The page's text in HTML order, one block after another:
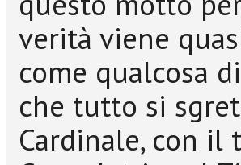
verità viene
come qualcosa
che tutto si
Cardinale, con il